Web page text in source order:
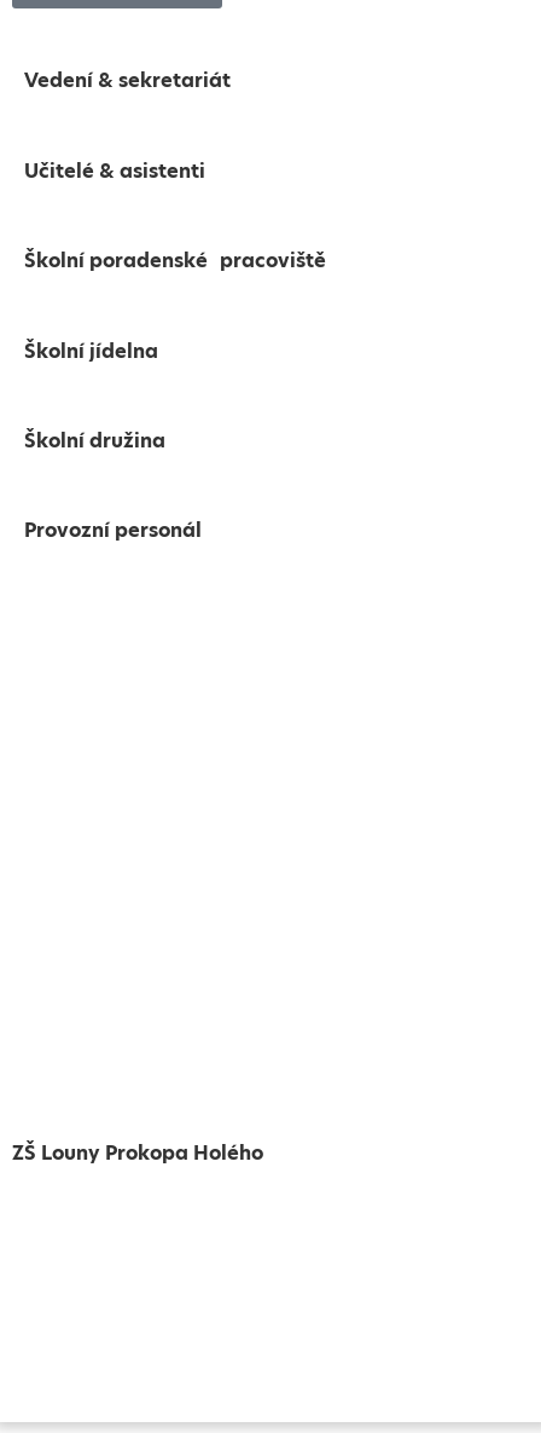
Vedení & sekretariát
Učitelé & asistenti
Školní poradenské pracoviště
Školní jídelna
Školní družina
Provozní personál
ZŠ Louny Prokopa Holého